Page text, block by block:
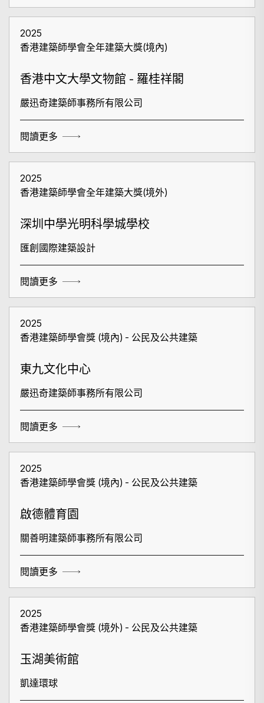
2025
香港建築師學會全年建築大獎(境內)
香港中文大學文物館 - 羅桂祥閣
嚴迅奇建築師事務所有限公司
閱讀更多
2025
香港建築師學會全年建築大獎(境外)
深圳中學光明科學城學校
匯創國際建築設計
閱讀更多
2025
香港建築師學會獎 (境內) - 公民及公共建築
東九文化中心
嚴迅奇建築師事務所有限公司
閱讀更多
2025
香港建築師學會獎 (境內) - 公民及公共建築
啟德體育園
關善明建築師事務所有限公司
閱讀更多
2025
香港建築師學會獎 (境外) - 公民及公共建築
玉湖美術館
凱達環球